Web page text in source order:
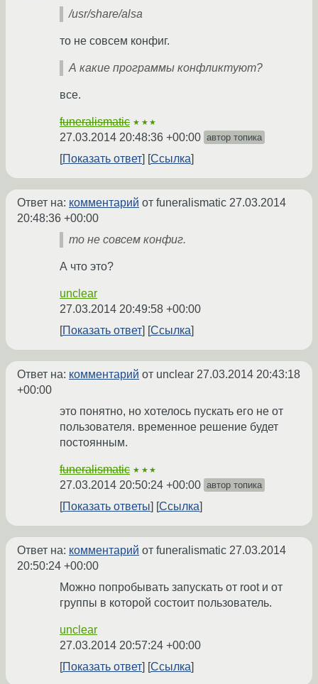
/usr/share/alsa
то не совсем конфиг.
А какие программы конфликтуют?
все.
funeralismatic ★★★
27.03.2014 20:48:36 +00:00 автор топика
Показать ответ Ссылка
Ответ на: комментарий от funeralismatic 27.03.2014
20:48:36 +00:00
то не совсем конфиг.
А что это?
unclear
27.03.2014 20:49:58 +00:00
Показать ответ
Ссылка
Ответ на: комментарий от unclear 27.03.2014 20:43:18
+00:00
это понятно, но хотелось пускать его не от
пользователя. временное решение будет
постоянным.
funeralismatic ★★★
27.03.2014 20:50:24 +00:00 автор топика
Показать ответы Ссылка
Ответ на: комментарий от funeralismatic 27.03.2014
20:50:24 +00:00
Можно попробывать запускать от root и от
группы в которой состоит пользователь.
unclear
27.03.2014 20:57:24 +00:00
Показать ответ
Ссылка